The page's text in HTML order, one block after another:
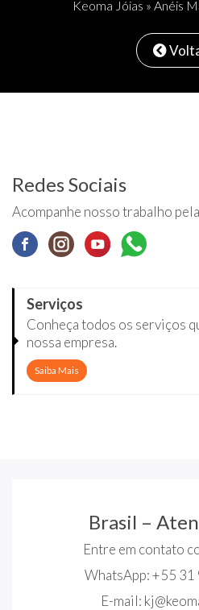
Keoma Jóias » Anéis
Redes Sociais
Acompanhe nosso trabalho
Serviços
Conheça todos os serviços
nossa empresa.
Saiba Mais
Brasil –
Entre em contato
WhatsApp: +55
E-mail: